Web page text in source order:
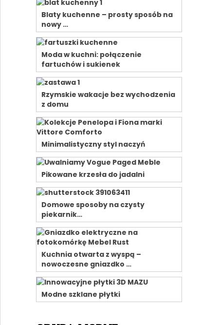
Blaty kuchenne – prosty sposób na
nowy …
Moda w kuchni: połączenie
fartuchów i sukienek
Rzymskie wakacje bez wychodzenia
z domu
Minimalistyczny styl naczyń
Pikowane krzesła do jadalni
Domowe sposoby na czysty
piekarnik…
Kuchnia otwarta z wyspą –
nowoczesne gniazdko …
Modne szklane płytki